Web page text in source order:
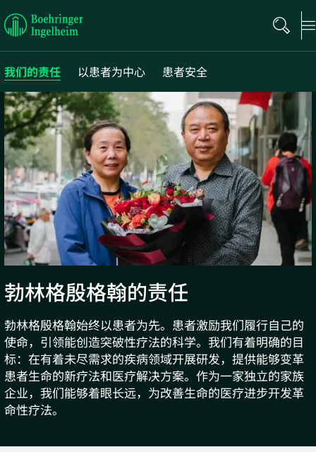
Boehringer
Ingelheim
我们的责任
以患者为中心 患者安全
勃林格殷格翰的责任
勃林格殷格翰始终以患者为先。患者激励我们履行自己的
使命，引领能创造突破性疗法的科学。我们有着明确的目
标：在有着未尽需求的疾病领域开展研发，提供能够变革
患者生命的新疗法和医疗解决方案。作为一家独立的家族
企业，我们能够着眼长远，为改善生命的医疗进步开发革
命性疗法。